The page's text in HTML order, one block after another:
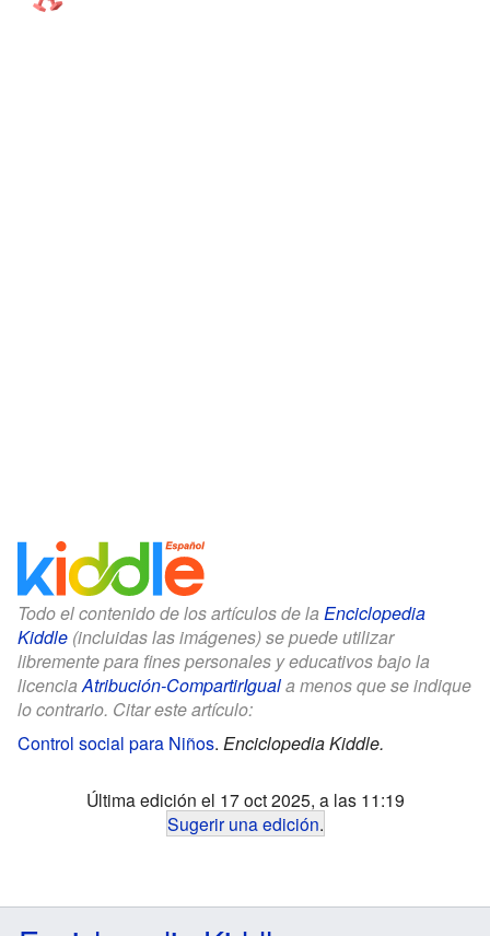
Todo el contenido de los artículos de la Enciclopedia
Kiddle (incluidas las imágenes) se puede utilizar
libremente para fines personales y educativos bajo la
licencia Atribución-CompartirIguala menos que se indique
lo contrario. Citar este artículo:
Control social para Niños. Enciclopedia Kiddle.
Última edición el 17 oct 2025, a las 11:19
Sugerir una edición.